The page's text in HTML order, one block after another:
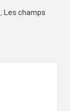
Les champs